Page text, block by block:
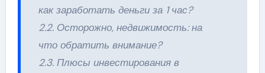
как заработать деньги за 1 час?
2.2. Осторожно, недвижимость: на
что обратить внимание?
2.3. Плюсы инвестирования в